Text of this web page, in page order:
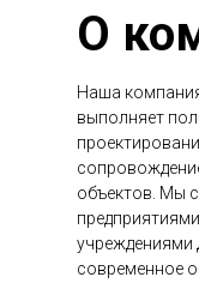
Наша
выполняет
объектов. Мы
учреждениями
современное
О